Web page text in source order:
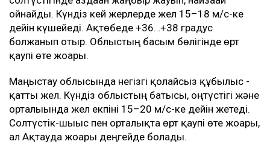
ойнайды. Күндіз кей жерлерде жел 15–18 м/с-ке
дейін күшейеді. Ақтөбеде +36…+38 градус
болжанып отыр. Облыстың басым бөлігінде өрт
қаупі өте жоғары.
Маңғыстау облысында негізгі қолайсыз құбылыс -
қатты жел. Күндіз облыстың батысы, оңтүстігі және
орталығында жел екпіні 15–20 м/с-ке дейін жетеді.
Солтүстік-шығыс пен орталықта өрт қаупі өте жоғары,
ал Ақтауда жоғары деңгейде болады.